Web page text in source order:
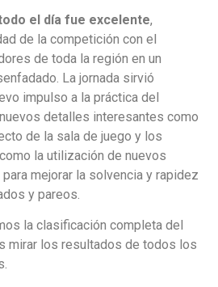
el día fue excelente,
de la competición con el
de toda la región en un
La jornada sirvió
impulso a la práctica del
detalles interesantes como
de la sala de juego y los
la utilización de nuevos
mejorar la solvencia y rapidez
y pareos.
la clasificación completa del
mirar los resultados de todos los